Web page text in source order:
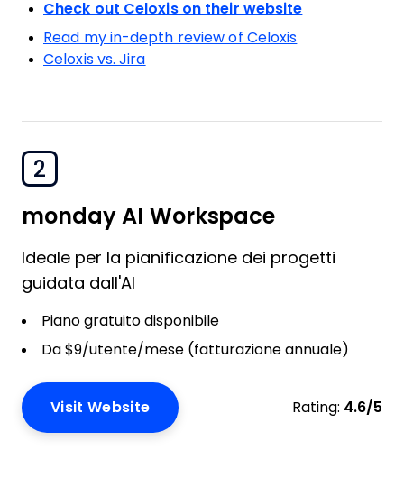
Check out Celoxis on their website
Read my in-depth review of Celoxis
Celoxis vs. Jira
2
monday AI Workspace
Ideale per la pianificazione dei progetti
guidata dall'AI
Piano gratuito disponibile
Da $9/utente/mese (fatturazione annuale)
Visit Website Rating: 4.6/5